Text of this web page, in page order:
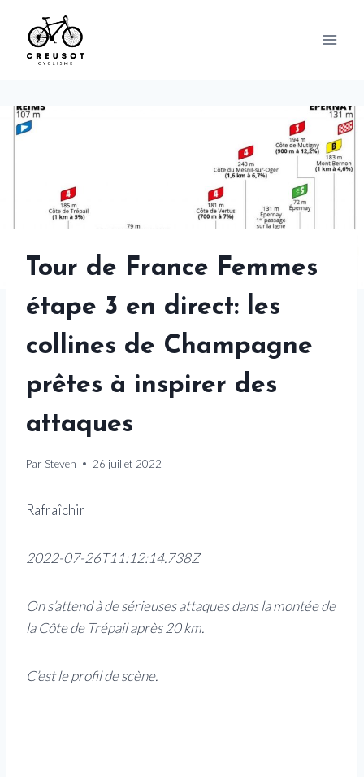
content
Tour de France Femmes
étape 3 en direct: les
collines de Champagne
prêtes à inspirer des
attaques
Par Steven 26 juillet 2022
Rafraîchir
2022-07-26T11:12:14.738Z
On s’attend à de sérieuses attaques dans la montée de
la Côte de Trépail après 20 km.
C’est le profil de scène.